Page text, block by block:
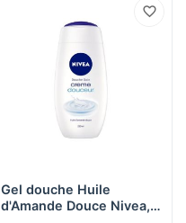
Gel douche Huile
d'Amande Douce Nivea,